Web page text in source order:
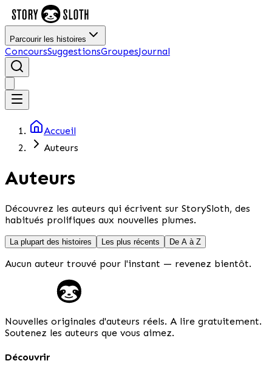
Parcourir les histoires
ConcoursSuggestionsGroupesJournal
Accueil
Auteurs
Auteurs
Découvrez les auteurs qui écrivent sur StorySloth, des
habitués prolifiques aux nouvelles plumes.
La plupart des histoires Les plus récents De A à Z
Aucun auteur trouvé pour l'instant — revenez bientôt.
Nouvelles originales d'auteurs réels. A lire gratuitement.
Soutenez les auteurs que vous aimez.
Découvrir